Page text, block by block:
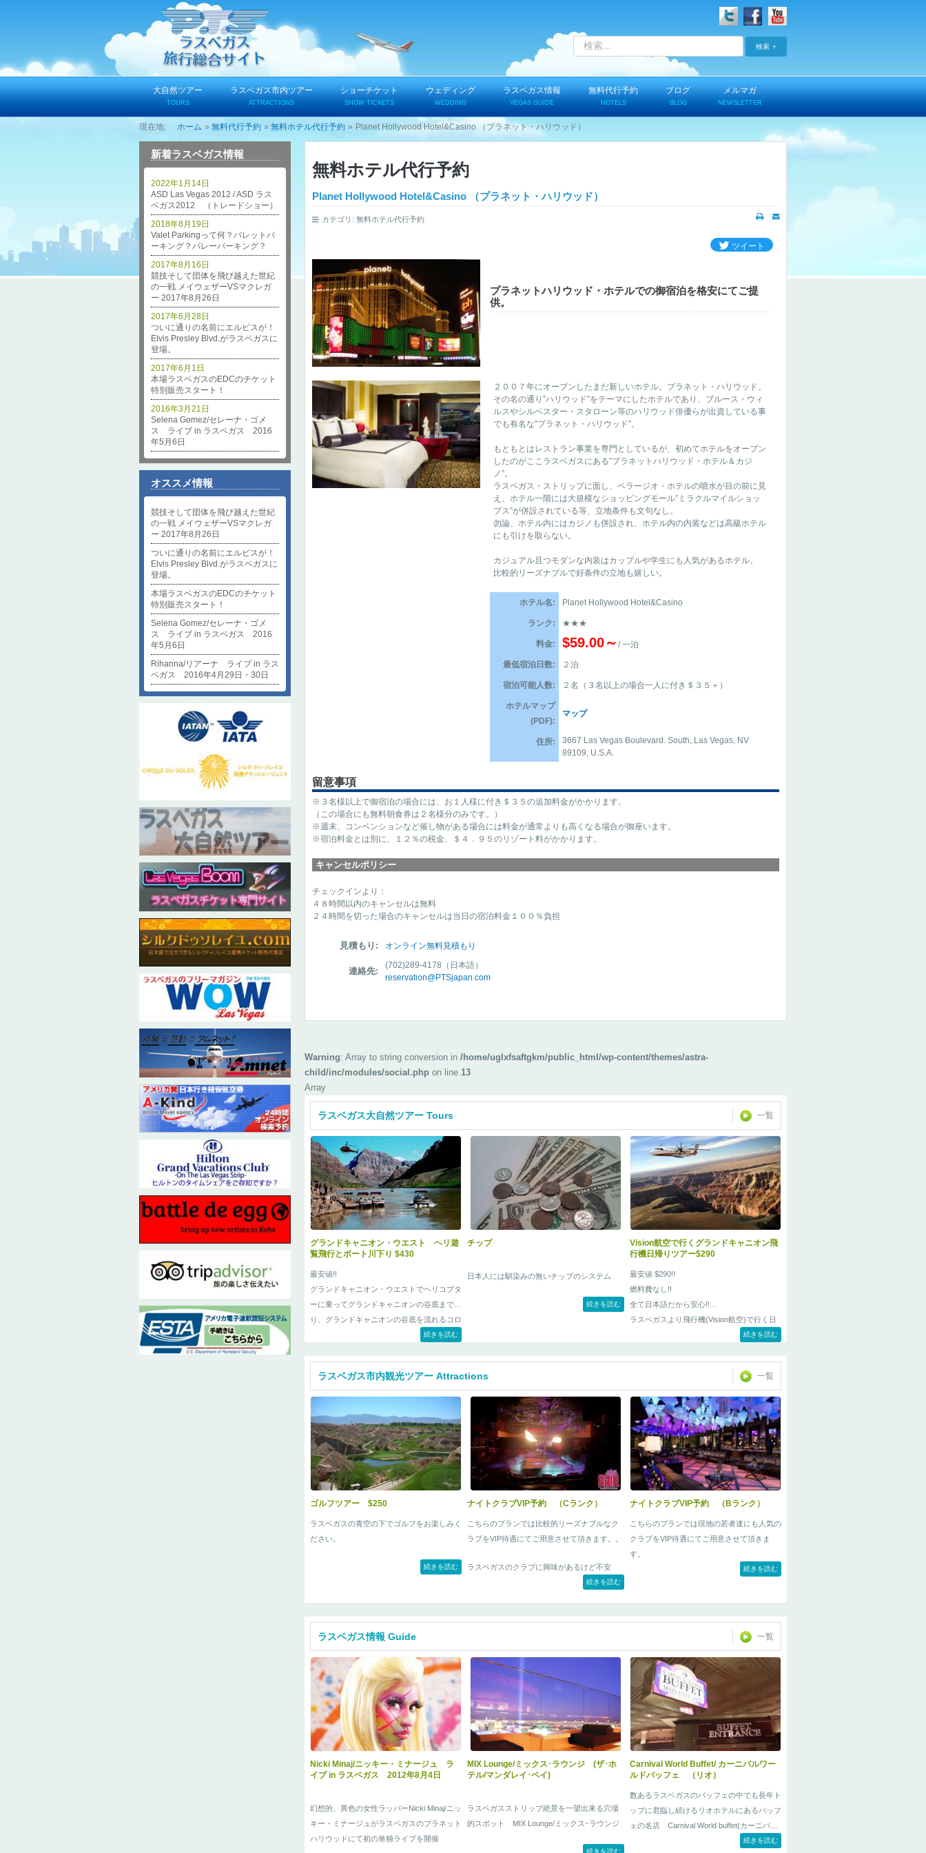
ツ
検索
大自然ツアー
TOURS
ラスベガス市内ツアー
ATTRACTIONS
ショーチケット
SHOW TICKETS
ウェディング
WEDDING
ラスベガス情報
VEGAS GUIDE
無料代行予約
HOTELS
ブログ
BLOG
メルマガ
NEWSLETTER
ホーム 無料代行予約 無料ホテル代行予約 Planet Hollywood Hotel&Casino （プラネット・ハリウッド）
新着ラスベガス情報
ASD Las Vegas 2012 / ASD ラス
ベガス2012 （トレードショー）
2022年1月14日
Valet Parkingって何？バレットパ
ーキング？バレーパーキング？
2018年8月19日
競技そして団体を飛び越えた世紀
の一戦 メイウェザーVSマクレガ
ー 2017年8月26日
2017年8月16日
ついに通りの名前にエルビスが！
Elvis Presley Blvd.がラスベガスに
登場。
2017年6月28日
本場ラスベガスのEDCのチケット
特別販売スタート！
2017年6月1日
Selena Gomez/セレーナ・ゴメ
ス ライブ in ラスベガス 2016
年5月6日
2016年3月21日
オススメ情報
競技そして団体を飛び越えた世紀
の一戦 メイウェザーVSマクレガ
ー 2017年8月26日
ついに通りの名前にエルビスが！
Elvis Presley Blvd.がラスベガスに
登場。
本場ラスベガスのEDCのチケット
特別販売スタート！
Selena Gomez/セレーナ・ゴメ
ス ライブ in ラスベガス 2016
年5月6日
Rihanna/リアーナ ライブ in ラス
ベガス 2016年4月29日・30日
無料ホテル代行予約
Planet Hollywood Hotel&Casino （プラネット・ハリウッド）
カテゴリ: 無料ホテル代行予約
プラネットハリウッド・ホテルでの御宿泊を格安にてご提
供。
２００７年にオープンしたまだ新しいホテル。プラネット・ハリウッド。
その名の通り”ハリウッド”をテーマにしたホテルであり、ブルース・ウィ
ルスやシルベスター・スタローン等のハリウッド俳優らが出資している事
でも有名な”プラネット・ハリウッド”。
もともとはレストラン事業を専門としているが、初めてホテルをオープン
したのがここラスベガスにある”プラネットハリウッド・ホテル＆カジ
ノ”。
ラスベガス・ストリップに面し、ベラージオ・ホテルの噴水が目の前に見
え、ホテル一階には大規模なショッピングモール”ミラクルマイルショッ
プス”が併設されている等、立地条件も文句なし。
勿論、ホテル内にはカジノも併設され、ホテル内の内装などは高級ホテル
にも引けを取らない。
カジュアル且つモダンな内装はカップルや学生にも人気があるホテル。
比較的リーズナブルで好条件の立地も嬉しい。
ホテル名: Planet Hollywood Hotel&Casino
ランク: ★★★
料金: $59.00～ / 一泊
最低宿泊日数: ２泊
宿泊可能人数: ２名（３名以上の場合一人に付き＄３５＋）
ホテルマップ
(PDF):
マップ
住所:
3667 Las Vegas Boulevard. South, Las Vegas, NV
89109, U.S.A.
留意事項
※３名様以上で御宿泊の場合には、お１人様に付き＄３５の追加料金がかかります。
（この場合にも無料朝食券は２名様分のみです。）
※週末、コンベンションなど催し物がある場合には料金が通常よりも高くなる場合が御座います。
※宿泊料金とは別に、１２％の税金、＄４．９５のリゾート料がかかります。
キャンセルポリシー
チェックインより：
４８時間以内のキャンセルは無料
２４時間を切った場合のキャンセルは当日の宿泊料金１００％負担
見積もり: オンライン無料見積もり
連絡先:
(702)289-4178（日本語）
reservation@PTSjapan.com
Warning: Array to string conversion in/home/uglxfsaftgkm/public_html/wp-content/themes/astra-
child/inc/modules/social.php on line13
Array
ツイート
ラスベガス大自然ツアー Tours 一覧
グランドキャニオン・ウエスト ヘリ遊
覧飛行とボート川下り $430
最安値!!
グランドキャニオン・ウエストでヘリコプタ
ーに乗ってグランドキャニオンの谷底まで下
り、グランドキャニオンの谷底を流れるコロ
ラド川にて川下りを行う、 ”グランドキャニ
ー”のオプショナルツアーです。
続きを読む
チップ
日本人には馴染みの無いチップのシステム
続きを読む
Vision航空で行くグランドキャニオン飛
行機日帰りツアー$290
最安値 $290!!
燃料費なし!!
全て日本語だから安心!!
ラスベガスより飛行機(Vision航空)で行く日
帰りグランドキャニオン国立公園ツアー
続きを読む
ラスベガス市内観光ツアー Attractions 一覧
ゴルフツアー $250
ラスベガスの青空の下でゴルフをお楽しみく
ださい。
続きを読む
ナイトクラブVIP予約 （Cランク）
こちらのプランでは比較的リーズナブルなク
ラブをVIP待遇にてご用意させて頂きます。。
ラスベガスのクラブに興味があるけど不安
と、行きたいけどちょっと勇気が出な
この機会にラスベガスのクラブを体験してみ
ませんか？
こちらのプランでは現地の若者達にも人気の
クラブをVIP待遇にてご用意させて頂きます。
勿論、担当者がしっかりとサポートいたしま
すので、初めての方でも気軽にラスベガスの
クラブを満喫して頂けます。
続きを読む
ナイトクラブVIP予約 （Bランク）
こちらのプランでは現地の若者達にも人気の
クラブをVIP待遇にてご用意させて頂きま
す。
しますので安心で、初めてのクラブでもV.I.P
待遇です。
この機会にラスベガスのクラブを体験してみ
ませんか？
こちらのプランでは現地の若者達にも人気の
クラブをVIP待遇にてご用意させて頂きま
す。
勿論、担当者がしっかりとサポートいたしま
すので、初めての方でも気軽にラスベガスの
クラブを満喫して頂けます。
続きを読む
ラスベガス情報 Guide 一覧
Nicki Minaj/ニッキー・ミナージュ ラ
イブ in ラスベガス 2012年8月4日
幻想的、異色の女性ラッパーNicki Minaj/ニッ
キー・ミナージュがラスベガスのプラネット
ハリウッドにて初の単独ライブを開催
MIX Lounge/ミックス･ラウンジ (ザ･ホ
テル/マンダレイ･ベイ)
ラスベガスストリップ絶景を一望出来る穴場
的スポット MIX Lounge/ミックス･ラウンジ
続きを読む
Carnival World Buffet/ カーニバルワー
ルドバッフェ （リオ）
数あるラスベガスのバッフェの中でも長年ト
ップに君臨し続けるリオホテルにあるバッフ
ェの名店 Carnival World buffet(カーニバ
続きを読む